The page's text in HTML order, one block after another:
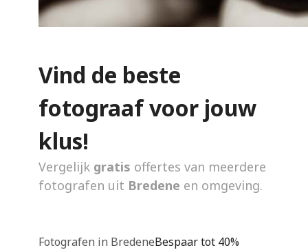
Vind de beste
fotograaf voor jouw
klus!
Vergelijk gratis offertes van meerdere
fotografen uit Bredene en omgeving.
Fotografen in BredeneBespaar tot 40%